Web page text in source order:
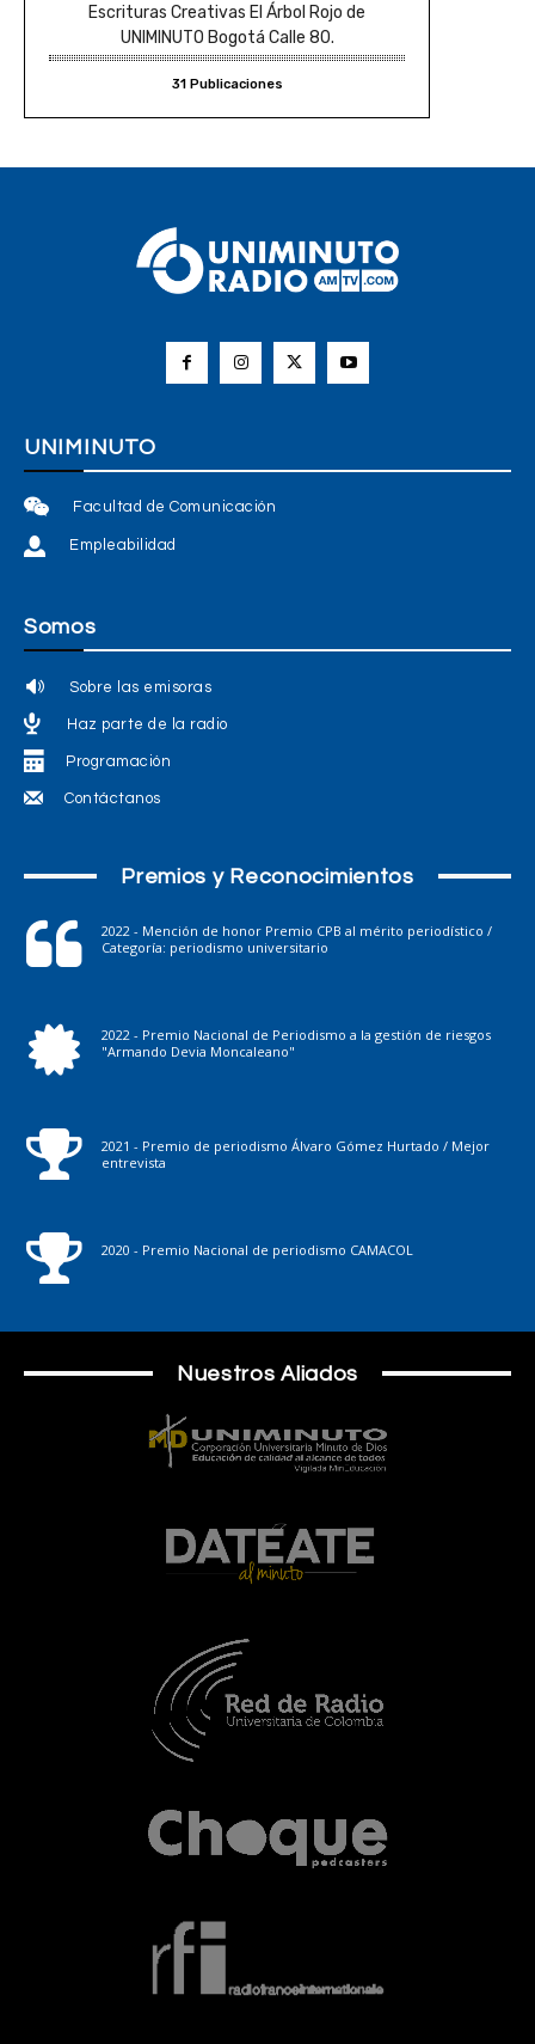
Escrituras Creativas El Árbol Rojo de
UNIMINUTO Bogotá Calle 80.
31 Publicaciones
UNIMINUTO
Facultad de Comunicación
Empleabilidad
Somos
Sobre las emisoras
Haz parte de la radio
Programación
Contáctanos
Premios y Reconocimientos
2022 - Mención de honor Premio CPB al mérito periodístico /
Categoría: periodismo universitario
2022 - Premio Nacional de Periodismo a la gestión de riesgos
"Armando Devia Moncaleano"
2021 - Premio de periodismo Álvaro Gómez Hurtado / Mejor
entrevista
2020 - Premio Nacional de periodismo CAMACOL
Nuestros Aliados